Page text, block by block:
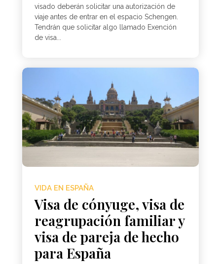
visado deberán solicitar una autorización de
viaje antes de entrar en el espacio Schengen.
Tendrán que solicitar algo llamado Exención
de visa...
VIDA EN ESPAÑA
Visa de cónyuge, visa de
reagrupación familiar y
visa de pareja de hecho
para España